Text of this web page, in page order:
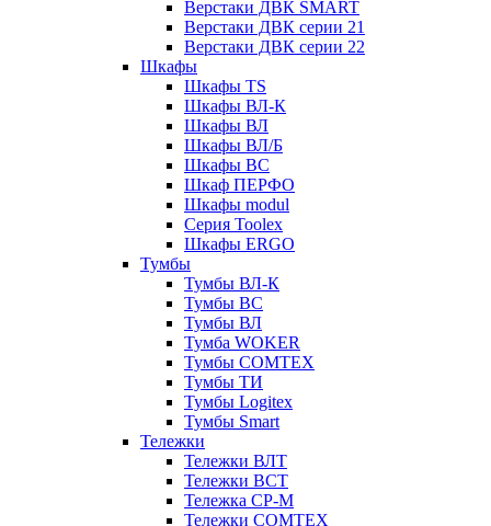
Верстаки ДВК SMART
Верстаки ДВК серии 21
Верстаки ДВК серии 22
Шкафы
Шкафы TS
Шкафы ВЛ-К
Шкафы ВЛ
Шкафы ВЛ/Б
Шкафы ВС
Шкаф ПЕРФО
Шкафы modul
Серия Toolex
Шкафы ERGO
Тумбы
Тумбы ВЛ-К
Тумбы ВС
Тумбы ВЛ
Тумба WOKER
Тумбы COMTEX
Тумбы ТИ
Тумбы Logitex
Тумбы Smart
Тележки
Тележки ВЛТ
Тележки ВСТ
Тележка СР-М
Тележки COMTEX